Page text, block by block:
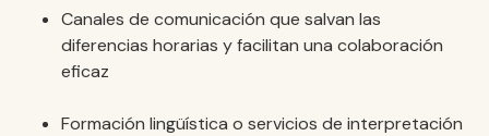
Canales de comunicación que salvan las
diferencias horarias y facilitan una colaboración
eficaz
Formación lingüística o servicios de interpretación